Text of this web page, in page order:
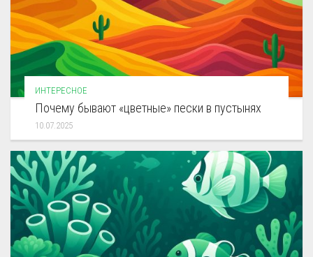
ИНТЕРЕСНОЕ
Почему бывают «цветные» пески в пустынях
10.07.2025